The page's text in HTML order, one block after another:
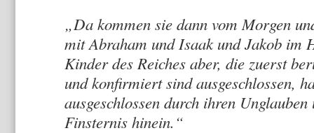
„Da kommen sie dann vom Morgen
mit Abraham und Isaak und Jakob im
Kinder des Reiches aber, die zuerst
und konfirmiert sind ausgeschlossen,
ausgeschlossen durch ihren
Finsternis hinein.“